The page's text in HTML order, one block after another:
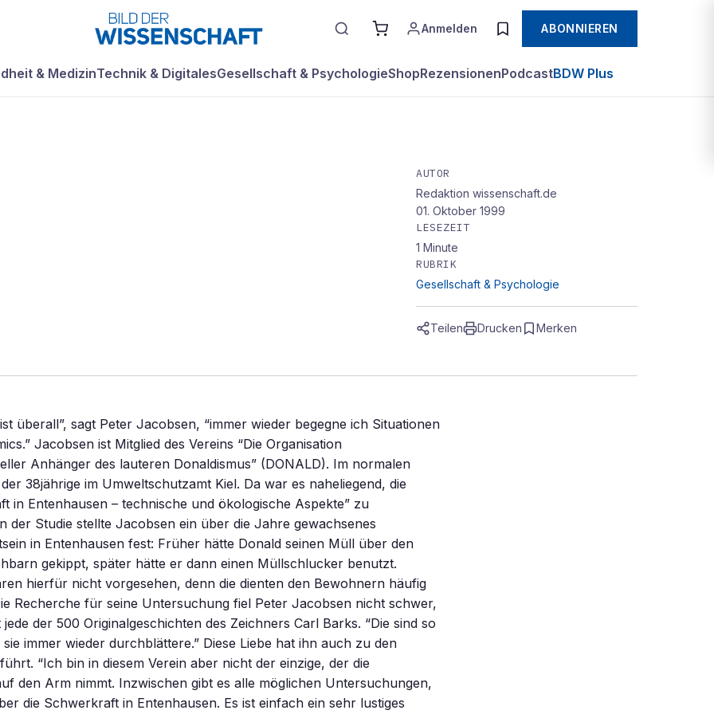
Anmelden ABONNIEREN
& MedizinTechnik & DigitalesGesellschaft & PsychologieShopRezensionenPodcastBDW Plus
AUTOR
Redaktion wissenschaft.de
01. Oktober 1999
LESEZEIT
1 Minute
RUBRIK
Gesellschaft & Psychologie
Teilen Drucken Merken
überall”, sagt Peter Jacobsen, “immer wieder begegne ich Situationen
Jacobsen ist Mitglied des Vereins “Die Organisation
Anhänger des lauteren Donaldismus” (DONALD). Im normalen
38jährige im Umweltschutzamt Kiel. Da war es naheliegend, die
in Entenhausen – technische und ökologische Aspekte” zu
der Studie stellte Jacobsen ein über die Jahre gewachsenes
in Entenhausen fest: Früher hätte Donald seinen Müll über den
gekippt, später hätte er dann einen Müllschlucker benutzt.
hierfür nicht vorgesehen, denn die dienten den Bewohnern häufig
Recherche für seine Untersuchung fiel Peter Jacobsen nicht schwer,
der 500 Originalgeschichten des Zeichners Carl Barks. “Die sind so
immer wieder durchblättere.” Diese Liebe hat ihn auch zu den
“Ich bin in diesem Verein aber nicht der einzige, der die
den Arm nimmt. Inzwischen gibt es alle möglichen Untersuchungen,
die Schwerkraft in Entenhausen. Es ist einfach ein sehr lustiges